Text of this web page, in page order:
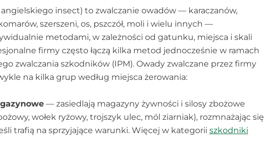
insect) to zwalczanie owadów — karaczanów,
szerszeni, os, pszczół, moli i wielu innych —
metodami, w zależności od gatunku, miejsca i skali
firmy często łączą kilka metod jednocześnie w ramach
zwalczania szkodników (IPM). Owady zwalczane przez firmy
na kilka grup według miejsca żerowania:
— zasiedlają magazyny żywności i silosy zbożowe
wołek ryżowy, trojszyk ulec, mól ziarniak), rozmnażając się
trafią na sprzyjające warunki. Więcej w kategorii szkodniki